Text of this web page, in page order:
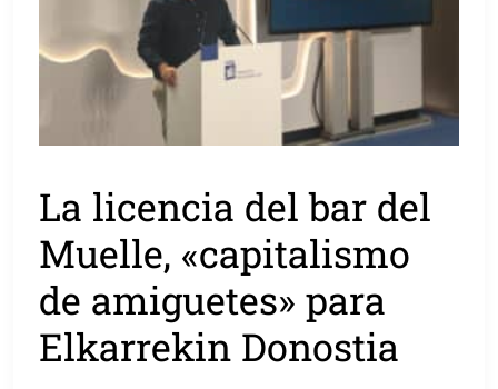
La licencia del bar del
Muelle, «capitalismo
de amiguetes» para
Elkarrekin Donostia